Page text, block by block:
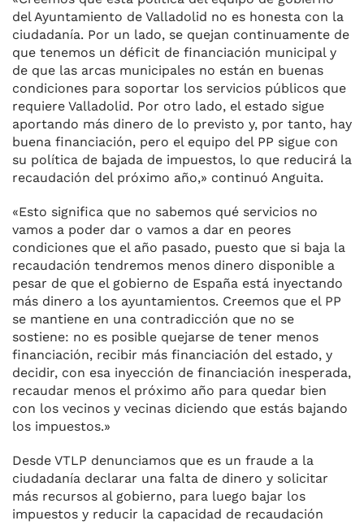
del Ayuntamiento de Valladolid no es honesta con la
ciudadanía. Por un lado, se quejan continuamente de
que tenemos un déficit de financiación municipal y
de que las arcas municipales no están en buenas
condiciones para soportar los servicios públicos que
requiere Valladolid. Por otro lado, el estado sigue
aportando más dinero de lo previsto y, por tanto, hay
buena financiación, pero el equipo del PP sigue con
su política de bajada de impuestos, lo que reducirá la
recaudación del próximo año,» continuó Anguita.
«Esto significa que no sabemos qué servicios no
vamos a poder dar o vamos a dar en peores
condiciones que el año pasado, puesto que si baja la
recaudación tendremos menos dinero disponible a
pesar de que el gobierno de España está inyectando
más dinero a los ayuntamientos. Creemos que el PP
se mantiene en una contradicción que no se
sostiene: no es posible quejarse de tener menos
financiación, recibir más financiación del estado, y
decidir, con esa inyección de financiación inesperada,
recaudar menos el próximo año para quedar bien
con los vecinos y vecinas diciendo que estás bajando
los impuestos.»
Desde VTLP denunciamos que es un fraude a la
ciudadanía declarar una falta de dinero y solicitar
más recursos al gobierno, para luego bajar los
impuestos y reducir la capacidad de recaudación